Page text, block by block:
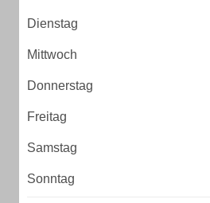
Dienstag
Mittwoch
Donnerstag
Freitag
Samstag
Sonntag